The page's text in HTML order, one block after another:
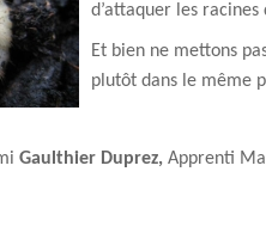
d’attaquer les
Et bien ne mettons
plutôt dans le même
Gaulthier Duprez, Apprenti